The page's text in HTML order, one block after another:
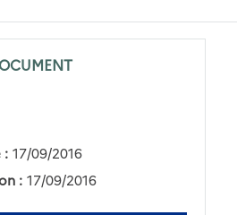
: 17/09/2016
: 17/09/2016